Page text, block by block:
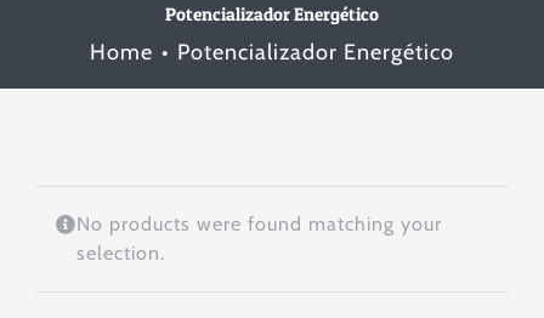
Potencializador Energético
Home Potencializador Energético
No products were found matching your
selection.